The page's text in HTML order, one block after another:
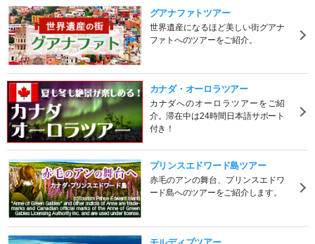
グアナファトツアー
世界遺産になるほど美しい街グアナ
ファトへのツアーをご紹介。
カナダ・オーロラツアー
カナダへのオーロラツアーをご紹
介。滞在中は24時間日本語サポート
付き！
プリンスエドワード島ツアー
赤毛のアンの舞台、プリンスエドワ
ード島へのツアーをご紹介します。